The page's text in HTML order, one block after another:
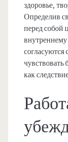
здоровье,
Определив
перед собой
чувствовать
как